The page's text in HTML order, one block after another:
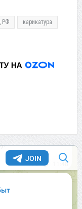
РФ карикатура